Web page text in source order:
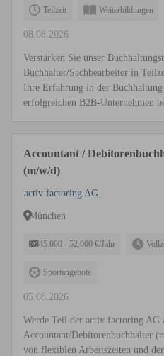
Teilzeit Weiterbildungen
08.08.2026
Verstärken Sie unser
Buchhalter/Sachbearbeiter in
Ihre Erfahrung in der Buchhaltung
erfolgreichen B2B-Unternehmen
Accountant /
(m/w/d)
activ factoring AG
München
45.000 - 52.000 €/Jahr
Sportangebote
05.08.2026
Werde Teil der activ factoring AG
Accountant/Debitorenbuchhalter
von flexiblen Arbeitszeiten und